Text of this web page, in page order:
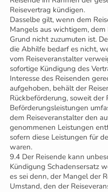
Reisevertrag kündigen.
Dasselbe gilt, wenn dem
Mangels aus wichtigem,
Grund nicht zuzumuten ist.
die Abhilfe bedarf es nicht,
vom Reiseveranstalter
sofortige Kündigung des
Interesse des Reisenden
aufgehoben, behält der
Rückbeförderung, soweit der
Beförderungsleistungen
dem Reiseveranstalter den
genommenen Leistungen
sofern diese Leistungen für
waren.
9.4 Der Reisende kann
Kündigung Schadensersatz
es sei denn, der Mangel der
Umstand, den der